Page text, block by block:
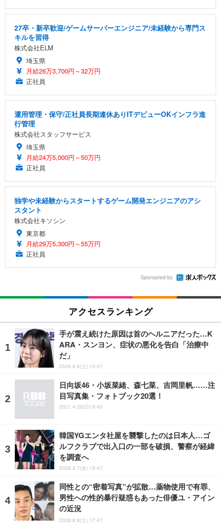
27卒・新卒歓迎/ゲームサーバーエンジニア/未経験から専門ス
キルを習得
株式会社ELM
埼玉県
月給26万3,700円～32万円
正社員
運用管理・保守/正社員長期連休ありITデビューOKインフラ進
行管理
株式会社スタッフサービス
埼玉県
月給24万5,000円～50万円
正社員
独学や未経験からスタートするゲーム開発エンジニアのアシ
スタント
株式会社キソシン
東京都
月給29万5,300円～55万円
正社員
Sponsored by
アクセスランキング
手が震え続けた原因は首のヘルニアだった…K
ARA・スンヨン、症状の悪化を告白「治療中
だ」
2026.8.8(土) 15:47
日向坂46・小坂菜緒、森七菜、吉岡里帆……注
目写真集・フォトブック20選！
2021.4.25(日) 9:45
韓国YGエンタ社屋を襲撃したのは日本人…ゴ
ルフクラブで出入口の一部を破損、警察が経緯
を調査へ
2026.8.7(金) 18:47
同性との“密着写真”が拡散…薬物使用で有罪、
男性への性的暴行疑惑もあった俳優ユ・アイン
の近況
2026.8.8(土) 17:47